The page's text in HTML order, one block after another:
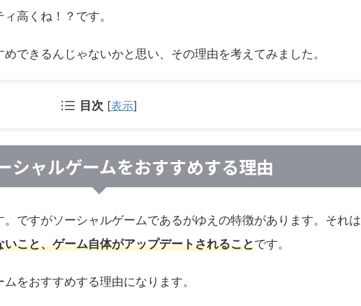
高くね！？です。
できるんじゃないかと思い、その理由を考えてみました。
目次 [表示]
シャルゲームをおすすめする理由
ですがソーシャルゲームであるがゆえの特徴があります。それは
こと、ゲーム自体がアップデートされることです。
をおすすめする理由になります。